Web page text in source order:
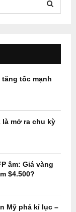
E
A
H
tốc mạnh
là mở ra chu kỳ
âm: Giá vàng
$4.500?
Mỹ phá kỉ lục –